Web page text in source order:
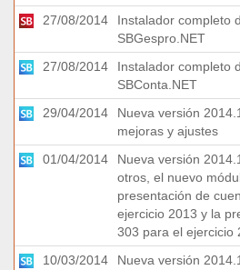
27/08/2014
Instalador completo
SBGespro.NET
27/08/2014
Instalador completo
SBConta.NET
29/04/2014
Nueva versión
mejoras y ajustes
01/04/2014
Nueva versión
otros, el nuevo
presentación de
ejercicio 2013 y la
303 para el ejercicio
10/03/2014
Nueva versión